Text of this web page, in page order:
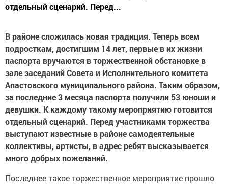
отдельный сценарий. Перед...
В районе сложилась новая традиция. Теперь всем
подросткам, достигшим 14 лет, первые в их жизни
паспорта вручаются в торжественной обстановке в
зале заседаний Совета и Исполнительного комитета
Апастовского муниципального района. Таким образом,
за последние 3 месяца паспорта получили 53 юноши и
девушки. К каждому такому мероприятию готовится
отдельный сценарий. Перед участниками торжества
выступают известные в районе самодеятельные
коллективы, артисты, в адрес ребят высказывается
много добрых пожеланий.
Последнее такое торжественное мероприятие прошло